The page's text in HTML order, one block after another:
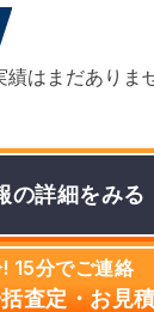
はまだありま
の詳細をみる
! 15分でご連絡
括査定・お見